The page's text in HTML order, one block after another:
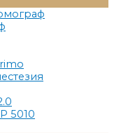
5010